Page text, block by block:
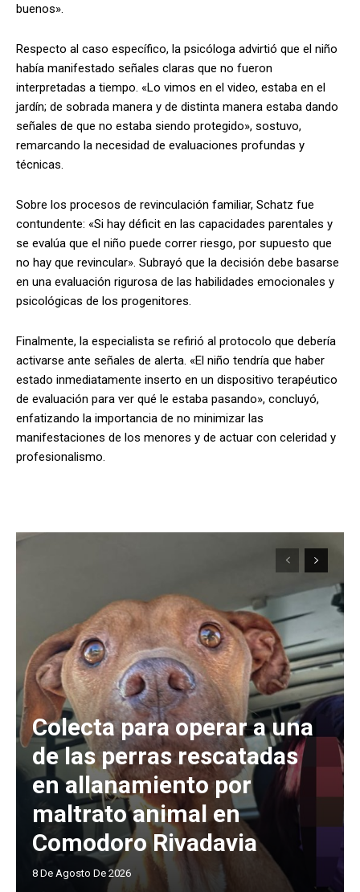
buenos».
Respecto al caso específico, la psicóloga advirtió que el niño
había manifestado señales claras que no fueron
interpretadas a tiempo. «Lo vimos en el video, estaba en el
jardín; de sobrada manera y de distinta manera estaba dando
señales de que no estaba siendo protegido», sostuvo,
remarcando la necesidad de evaluaciones profundas y
técnicas.
Sobre los procesos de revinculación familiar, Schatz fue
contundente: «Si hay déficit en las capacidades parentales y
se evalúa que el niño puede correr riesgo, por supuesto que
no hay que revincular». Subrayó que la decisión debe basarse
en una evaluación rigurosa de las habilidades emocionales y
psicológicas de los progenitores.
Finalmente, la especialista se refirió al protocolo que debería
activarse ante señales de alerta. «El niño tendría que haber
estado inmediatamente inserto en un dispositivo terapéutico
de evaluación para ver qué le estaba pasando», concluyó,
enfatizando la importancia de no minimizar las
manifestaciones de los menores y de actuar con celeridad y
profesionalismo.
Colecta para operar a una
de las perras rescatadas
en allanamiento por
maltrato animal en
Comodoro Rivadavia
8 De Agosto De 2026